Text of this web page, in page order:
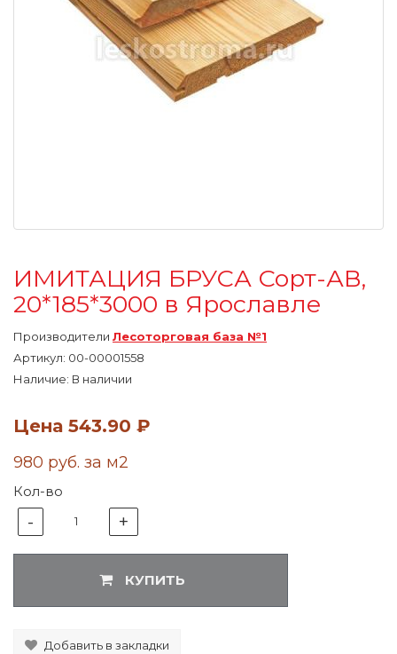
ИМИТАЦИЯ БРУСА Сорт-АВ,
20*185*3000 в Ярославле
Производители Лесоторговая база №1
Артикул: 00-00001558
Наличие: В наличии
Цена 543.90 ₽
980 руб. за м2
Кол-во
- 1 +
КУПИТЬ
Добавить в закладки